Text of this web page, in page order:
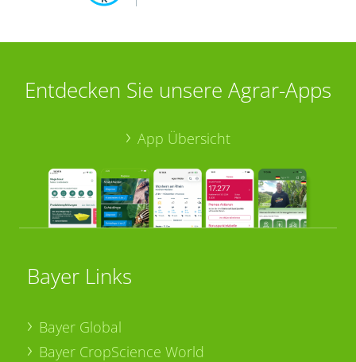
Entdecken Sie unsere Agrar-Apps
App Übersicht
Bayer Links
Bayer Global
Bayer CropScience World